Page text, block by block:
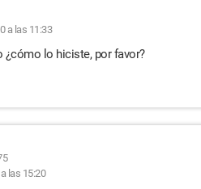
a las 11:33
¿cómo lo hiciste, por favor?
las 15:20